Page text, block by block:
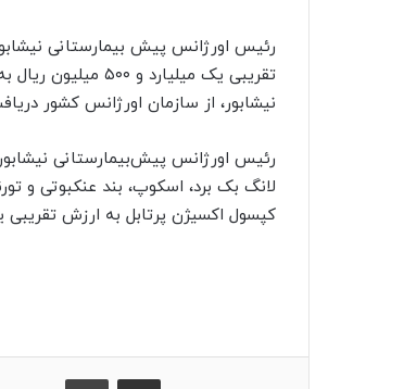
ک
ی
م
ی
رئیس اورژانس پیش بیمارستانی
نیشابور، از سازمان اورژانس کشور
رئیس اورژانس پیش‌بیمارستانی
لانگ بک برد، اسکوپ، بند عنکبوتی و
کپسول اکسیژن پرتابل به ارزش تقریبی یک میلیارد و ۵۰۰ میلیون ریال به